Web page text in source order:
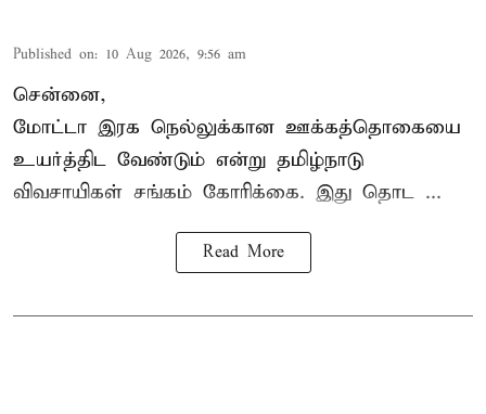
Published on: 10 Aug 2026, 9:56 am
சென்னை,
மோட்டா இரக நெல்லுக்கான ஊக்கத்தொகையை
உயர்த்திட வேண்டும் என்று தமிழ்நாடு
விவசாயிகள் சங்கம் கோரிக்கை. இது தொட ...
Read More